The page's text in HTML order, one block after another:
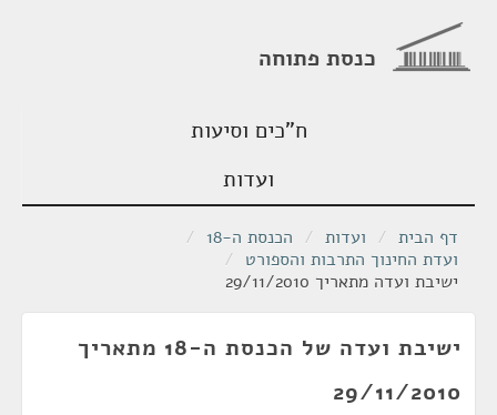
כנסת פתוחה
ח"כים וסיעות
ועדות
דף הבית / ועדות / הכנסת ה-18
/
ועדת החינוך התרבות והספורט /
ישיבת ועדה מתאריך 29/11/2010
ישיבת ועדה של הכנסת ה-18 מתאריך
29/11/2010